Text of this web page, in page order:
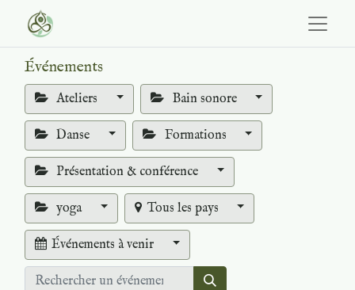
Événements
Ateliers Bain sonore
Danse Formations
Présentation & conférence
yoga Tous les pays
Événements à venir